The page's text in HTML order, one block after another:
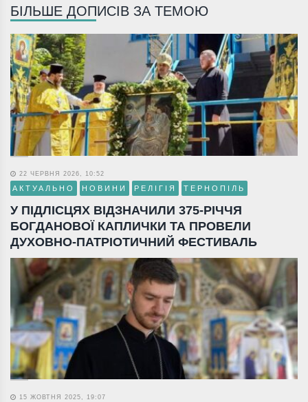
БІЛЬШЕ ДОПИСІВ ЗА ТЕМОЮ
22 ЧЕРВНЯ 2026, 10:52
АКТУАЛЬНО НОВИНИ РЕЛІГІЯ ТЕРНОПІЛЬ
У ПІДЛІСЦЯХ ВІДЗНАЧИЛИ 375-РІЧЧЯ
БОГДАНОВОЇ КАПЛИЧКИ ТА ПРОВЕЛИ
ДУХОВНО-ПАТРІОТИЧНИЙ ФЕСТИВАЛЬ
15 ЖОВТНЯ 2025, 19:07